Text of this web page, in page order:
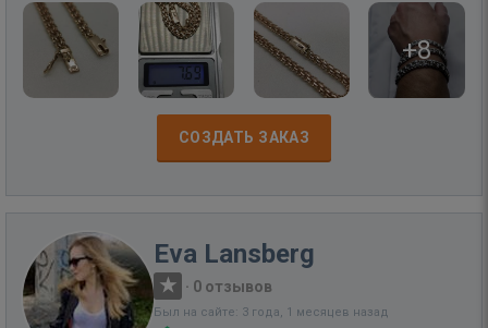
+8
СОЗДАТЬ ЗАКАЗ
Eva Lansberg
· 0 отзывов
Был на сайте: 3 года, 1 месяцев назад